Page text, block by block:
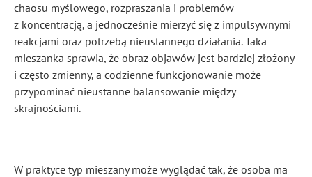
chaosu myślowego, rozpraszania i problemów
z koncentracją, a jednocześnie mierzyć się z impulsywnymi
reakcjami oraz potrzebą nieustannego działania. Taka
mieszanka sprawia, że obraz objawów jest bardziej złożony
i często zmienny, a codzienne funkcjonowanie może
przypominać nieustanne balansowanie między
skrajnościami.
W praktyce typ mieszany może wyglądać tak, że osoba ma